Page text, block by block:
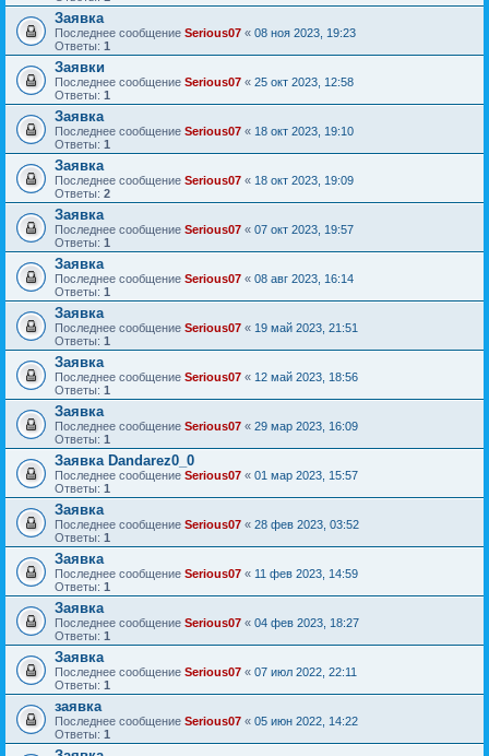
Заявка
Последнее сообщение Serious07 « 08 ноя 2023, 19:23
Ответы: 1
Заявки
Последнее сообщение Serious07 « 25 окт 2023, 12:58
Ответы: 1
Заявка
Последнее сообщение Serious07 « 18 окт 2023, 19:10
Ответы: 1
Заявка
Последнее сообщение Serious07 « 18 окт 2023, 19:09
Ответы: 2
Заявка
Последнее сообщение Serious07 « 07 окт 2023, 19:57
Ответы: 1
Заявка
Последнее сообщение Serious07 « 08 авг 2023, 16:14
Ответы: 1
Заявка
Последнее сообщение Serious07 « 19 май 2023, 21:51
Ответы: 1
Заявка
Последнее сообщение Serious07 « 12 май 2023, 18:56
Ответы: 1
Заявка
Последнее сообщение Serious07 « 29 мар 2023, 16:09
Ответы: 1
Заявка Dandarez0_0
Последнее сообщение Serious07 « 01 мар 2023, 15:57
Ответы: 1
Заявка
Последнее сообщение Serious07 « 28 фев 2023, 03:52
Ответы: 1
Заявка
Последнее сообщение Serious07 « 11 фев 2023, 14:59
Ответы: 1
Заявка
Последнее сообщение Serious07 « 04 фев 2023, 18:27
Ответы: 1
Заявка
Последнее сообщение Serious07 « 07 июл 2022, 22:11
Ответы: 1
заявка
Последнее сообщение Serious07 « 05 июн 2022, 14:22
Ответы: 1